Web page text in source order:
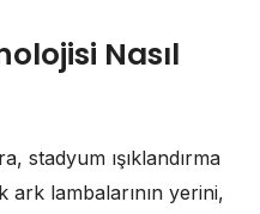
Nasıl
stadyum ışıklandırma
ark lambalarının yerini,